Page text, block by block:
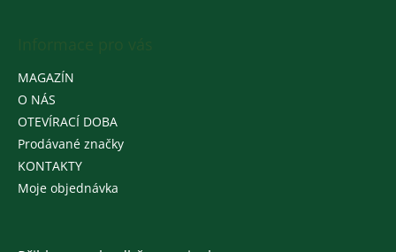
MAGAZÍN
O NÁS
OTEVÍRACÍ DOBA
Prodávané značky
KONTAKTY
Moje objednávka